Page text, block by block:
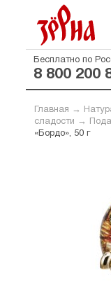
Бесплатно по
8 800 200
Главная →
сладости →
«Бордо», 50 г